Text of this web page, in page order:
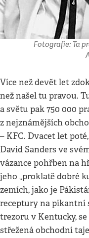
Fotografie: Ta
Více než devět let
než našel tu pravou.
a světu pak 750 000
z nejznámějších
– KFC. Dvacet let
David Sanders ve
vázance pohřben na
jeho „proklatě dobré
zemích, jako je
receptury na pikantní
trezoru v Kentucky,
střežená obchodní